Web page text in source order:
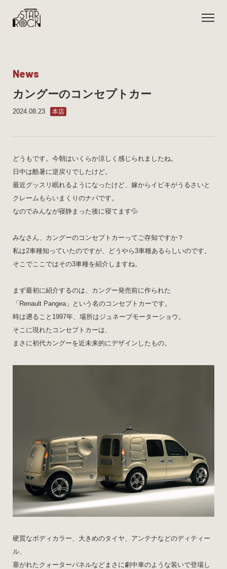
News
カングーのコンセプトカー
2024.08.23 本店
どうもです。今朝はいくらか涼しく感じられましたね。
日中は酷暑に逆戻りでしたけど。
最近グッスリ眠れるようになったけど、嫁からイビキがうるさいと
クレームもらいまくりのナパです。
なのでみんなが寝静まった後に寝てます💦
みなさん、カングーのコンセプトカーってご存知ですか？
私は2車種知っていたのですが、どうやら3車種あるらしいのです。
そこでここではその3車種を紹介しますね。
まず最初に紹介するのは、カングー発売前に作られた
「Renault Pangea」という名のコンセプトカーです。
時は遡ること1997年、場所はジュネーブモーターショウ。
そこに現れたコンセプトカーは、
まさに初代カングーを近未来的にデザインしたもの。
硬質なボディカラー、大きめのタイヤ、アンテナなどのディティー
ル、
塞がれたクォーターパネルなどまさに劇中車のような装いで登場し